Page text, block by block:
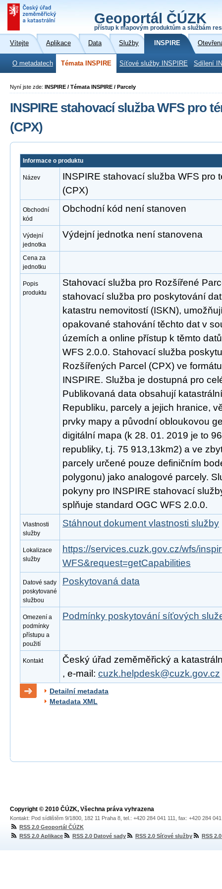
Geoportál ČÚZK
přístup k mapovým produktům a službám
Vítejte Aplikace Data Služby INSPIRE
O metadatech Témata INSPIRE Síťové služby INSPIRE Sdílení
Nyní jste zde: INSPIRE / Témata INSPIRE / Parcely
INSPIRE stahovací služba WFS pro
(CPX)
Informace o produktu
Název
INSPIRE stahovací služba WFS pro
(CPX)
Obchodní
kód
Obchodní kód není stanoven
Výdejní
jednotka
Výdejní jednotka není stanovena
Cena za
jednotku
Popis
produktu
Stahovací služba pro Rozšířené
stahovací služba pro poskytování
katastru nemovitostí (ISKN),
opakované stahování těchto dat v
územích a online přístup k těmto
WFS 2.0.0. Stahovací služba
Rozšířených Parcel (CPX) ve
INSPIRE. Služba je dostupná pro
Publikovaná data obsahují
Republiku, parcely a jejich hranice,
prvky mapy a původní obloukovou
digitální mapa (k 28. 01. 2019 je to
republiky, t.j. 75 913,13km2) a ve
parcely určené pouze definičním
polygonu) jako analogové parcely.
pokyny pro INSPIRE stahovací
splňuje standard OGC WFS 2.0.0.
Vlastnosti
služby
Stáhnout dokument vlastnosti služby
Lokalizace
služby
https://services.cuzk.gov.cz/wfs/
WFS&request=getCapabilities
Datové sady
poskytované
službou
Poskytovaná data
Omezení a
podmínky
přístupu a
použití
Podmínky poskytování síťových
Kontakt
Český úřad zeměměřický a
, e-mail: cuzk.helpdesk@cuzk.gov.cz
Detailní metadata
Metadata XML
Copyright © 2010 ČÚZK, Všechna práva vyhrazena
Kontakt: Pod sídlištěm 9/1800, 182 11 Praha 8, tel.: +420 284 041 111, fax: +420 284
RSS 2.0 Geoportál ČÚZK
RSS 2.0 Aplikace
RSS 2.0 Datové sady RSS 2.0 Síťové služby RSS